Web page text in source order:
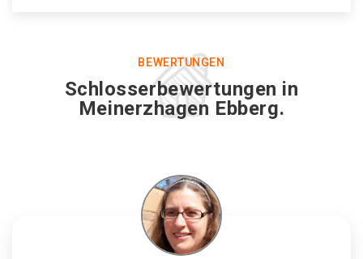
BEWERTUNGEN
Schlosserbewertungen in
Meinerzhagen Ebberg.